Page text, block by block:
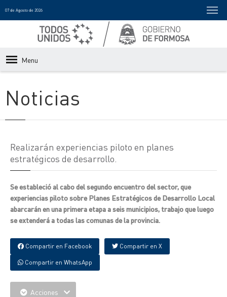
07 de Agosto de 2026
Menu
Noticias
Realizarán experiencias piloto en planes
estratégicos de desarrollo.
Se estableció al cabo del segundo encuentro del sector, que
experiencias piloto sobre Planes Estratégicos de Desarrollo Local
abarcarán en una primera etapa a seis municipios, trabajo que luego
se extenderá a todas las comunas de la provincia.
Compartir en Facebook Compartir en X
Compartir en WhatsApp
Acciones